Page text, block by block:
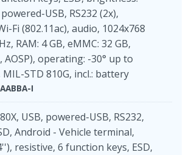
USB, RS232 (2x),
Fi (802.11ac), audio, 1024x768
RAM: 4 GB, eMMC: 32 GB,
AOSP), operating: -30° up to
MIL-STD 810G, incl.: battery
I
USB, powered-USB, RS232,
Android - Vehicle terminal,
resistive, 6 function keys, ESD,